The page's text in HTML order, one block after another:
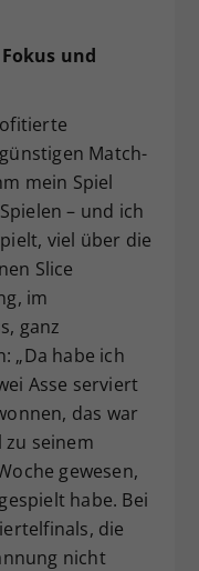
und
Match-
mein Spiel
– und ich
viel über die
Slice
im
ganz
„Da habe ich
Asse serviert
das war
zu seinem
gewesen,
habe. Bei
die
nicht